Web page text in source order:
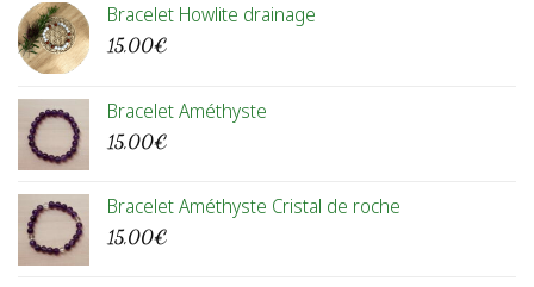
Bracelet Howlite drainage
15,00€
Bracelet Améthyste
15,00€
Bracelet Améthyste Cristal de roche
15,00€